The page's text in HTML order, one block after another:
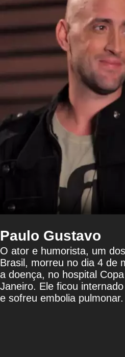
Paulo Gustavo
O ator e humorista, um
Brasil, morreu no dia 4 de
a doença, no hospital
Janeiro. Ele ficou
e sofreu embolia